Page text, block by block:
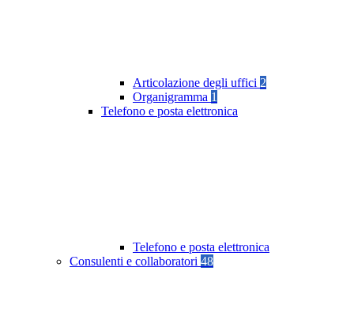
Articolazione degli uffici 2
Organigramma 1
Telefono e posta elettronica
Telefono e posta elettronica
Consulenti e collaboratori 48